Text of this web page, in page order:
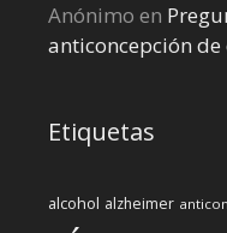
Anónimo en
anticoncepción de
Etiquetas
alcohol alzheimer